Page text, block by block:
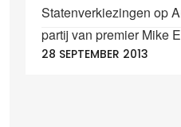
Statenverkiezingen op
partij van premier Mike
28 SEPTEMBER 2013